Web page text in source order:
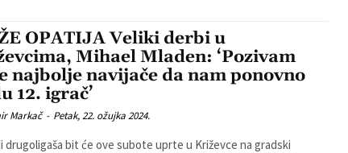
OPATIJA Veliki derbi u
Mihael Mladen: ‘Pozivam
najbolje navijače da nam ponovno
12. igrač’
Markač - Petak, 22. ožujka 2024.
drugoligaša bit će ove subote uprte u Križevce na gradski